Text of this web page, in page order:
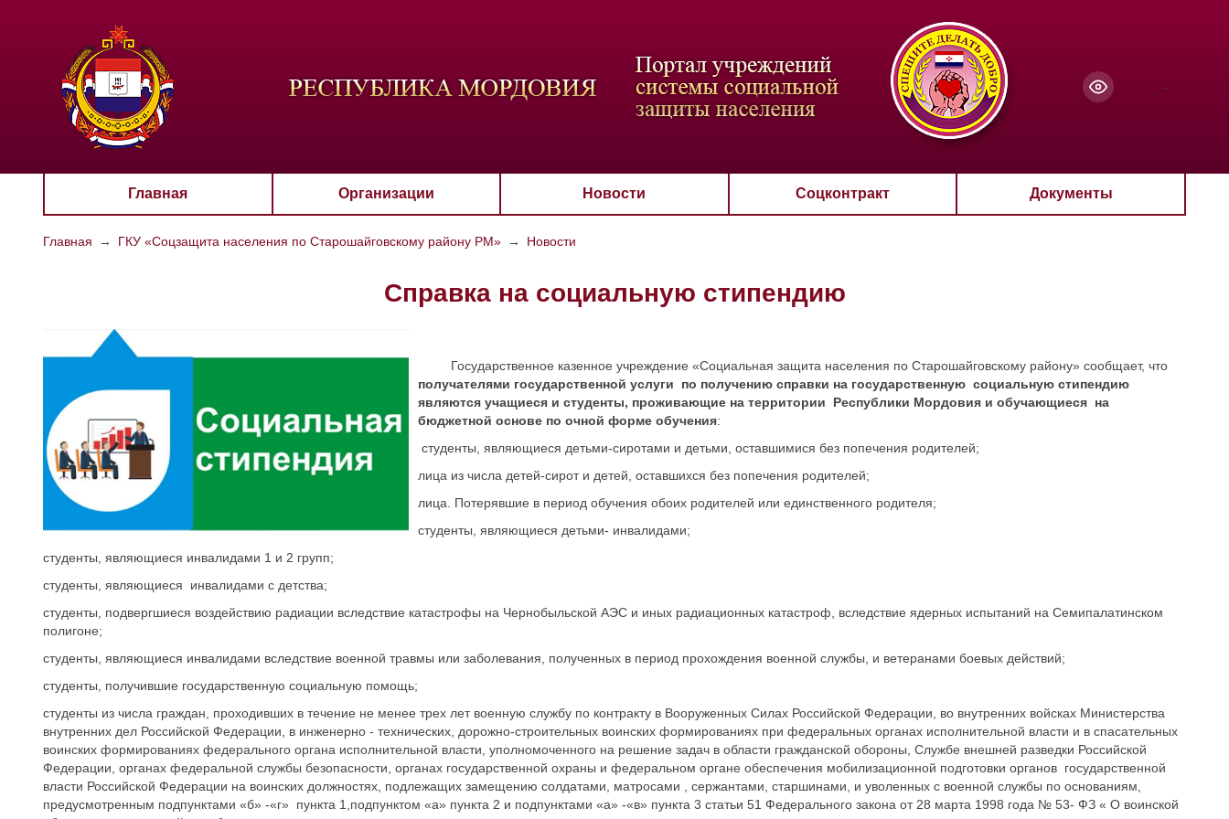
Скрыть Ч/б
-
Главная Организации Новости Соцконтракт Документы
Главная → ГКУ «Соцзащита населения по Старошайговскому району РМ» → Новости
Справка на социальную стипендию
Государственное казенное учреждение «Социальная защита населения по Старошайговскому району» сообщает, что
получателями государственной услуги по получению справки на государственную социальную стипендию
являются учащиеся и студенты, проживающие на территории Республики Мордовия и обучающиеся на
бюджетной основе по очной форме обучения:
студенты, являющиеся детьми-сиротами и детьми, оставшимися без попечения родителей;
лица из числа детей-сирот и детей, оставшихся без попечения родителей;
лица. Потерявшие в период обучения обоих родителей или единственного родителя;
студенты, являющиеся детьми- инвалидами;
студенты, являющиеся инвалидами 1 и 2 групп;
студенты, являющиеся инвалидами с детства;
студенты, подвергшиеся воздействию радиации вследствие катастрофы на Чернобыльской АЭС и иных радиационных катастроф, вследствие ядерных испытаний на Семипалатинском
полигоне;
студенты, являющиеся инвалидами вследствие военной травмы или заболевания, полученных в период прохождения военной службы, и ветеранами боевых действий;
студенты, получившие государственную социальную помощь;
студенты из числа граждан, проходивших в течение не менее трех лет военную службу по контракту в Вооруженных Силах Российской Федерации, во внутренних войсках Министерства
внутренних дел Российской Федерации, в инженерно - технических, дорожно-строительных воинских формированиях при федеральных органах исполнительной власти и в спасательных
воинских формированиях федерального органа исполнительной власти, уполномоченного на решение задач в области гражданской обороны, Службе внешней разведки Российской
Федерации, органах федеральной службы безопасности, органах государственной охраны и федеральном органе обеспечения мобилизационной подготовки органов государственной
власти Российской Федерации на воинских должностях, подлежащих замещению солдатами, матросами , сержантами, старшинами, и уволенных с военной службы по основаниям,
предусмотренным подпунктами «б» -«г» пункта 1,подпунктом «а» пункта 2 и подпунктами «а» -«в» пункта 3 статьи 51 Федерального закона от 28 марта 1998 года № 53- ФЗ « О воинской